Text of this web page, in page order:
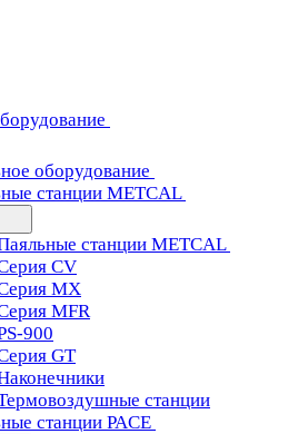
оборудование
станции METCAL
станции METCAL
CV
MX
MFR
900
GT
станции
станции PACE